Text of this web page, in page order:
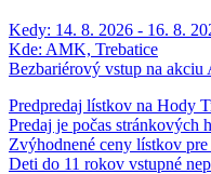
Kedy: 14. 8. 2026 - 16. 8.
Kde: AMK, Trebatice
Bezbariérový vstup na akciu
Predpredaj lístkov na Hody
Predaj je počas stránkových
Zvýhodnené ceny lístkov
Deti do 11 rokov vstupné